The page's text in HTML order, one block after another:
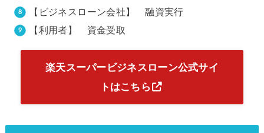
【ビジネスローン会社】 融資実行
【利用者】 資金受取
楽天スーパービジネスローン公式サイ
トはこちら